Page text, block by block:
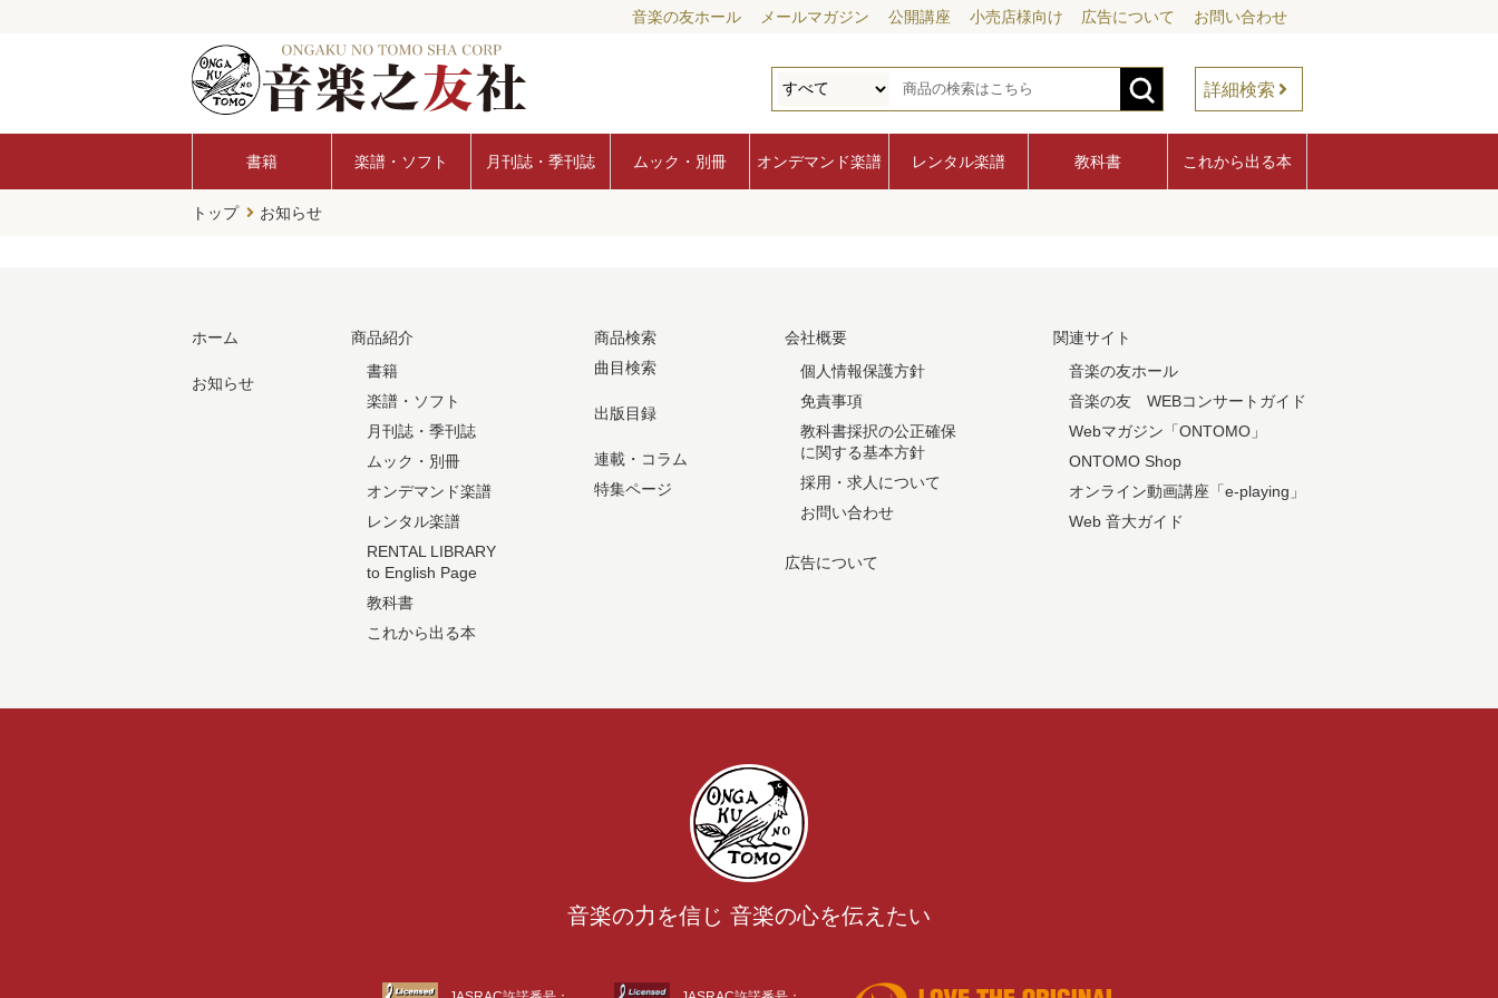
音楽の友ホール メールマガジン 公開講座 小売店様向け 広告について お問い合わせ
詳細検索
書籍 楽譜・ソフト 月刊誌・季刊誌 ムック・別冊 オンデマンド楽譜 レンタル楽譜 教科書 これから出る本
トップ お知らせ
ホーム
お知らせ
商品紹介
書籍
楽譜・ソフト
月刊誌・季刊誌
ムック・別冊
オンデマンド楽譜
レンタル楽譜
RENTAL LIBRARY
to English Page
教科書
これから出る本
商品検索
曲目検索
出版目録
連載・コラム
特集ページ
会社概要
個人情報保護方針
免責事項
教科書採択の公正確保
に関する基本方針
採用・求人について
お問い合わせ
広告について
関連サイト
音楽の友ホール
音楽の友 WEBコンサートガイド
Webマガジン「ONTOMO」
ONTOMO Shop
オンライン動画講座「e-playing」
Web 音大ガイド
音楽の力を信じ 音楽の心を伝えたい